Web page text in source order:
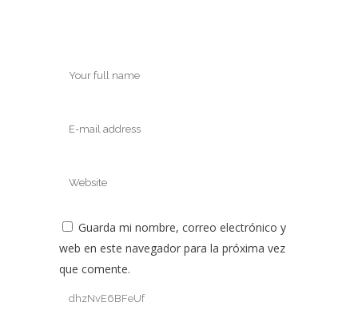
Guarda mi nombre, correo electrónico y
web en este navegador para la próxima vez
que comente.